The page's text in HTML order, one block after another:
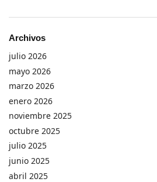
Archivos
julio 2026
mayo 2026
marzo 2026
enero 2026
noviembre 2025
octubre 2025
julio 2025
junio 2025
abril 2025